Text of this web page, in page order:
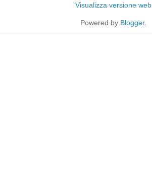
Visualizza versione web
Powered by Blogger.